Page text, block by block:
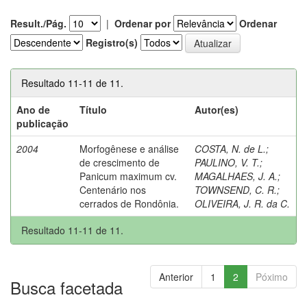
Result./Pág. | Ordenar por
Ordenar
Registro(s)
Resultado 11-11 de 11.
Ano de
publicação
Título Autor(es)
2004
Morfogênese e análise
de crescimento de
Panicum maximum cv.
Centenário nos
cerrados de Rondônia.
COSTA, N. de L.;
PAULINO, V. T.;
MAGALHAES, J. A.;
TOWNSEND, C. R.;
OLIVEIRA, J. R. da C.
Resultado 11-11 de 11.
Anterior 1 2 Póximo
Busca facetada